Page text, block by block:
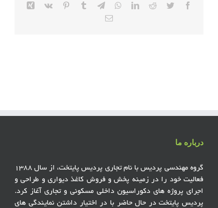
Facebook
Twitter
Reddit
LinkedIn
WhatsApp
Telegram
Tumblr
Pinterest
Vk
Email
درباره ما
گروه مهندسی پردیس با نام تجاری پردیس پایتخت، از سال ۱۳۸۸
فعالیت خود را در زمینه پخش و فروش کاغذ دیواری و طراحی و
اجرای پروژه های دکوراسیون داخلی مسکونی و تجاری آغاز کرد.
پردیس پایتخت در حال حاضر با در اختیار داشتن نمایندگی های